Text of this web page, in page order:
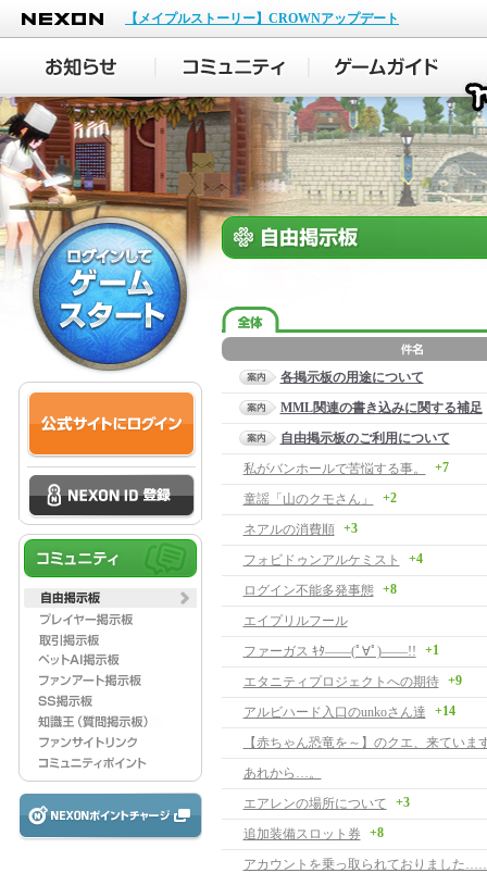
NEXON
【メイプルストーリー】CROWNアップデート
各掲示板の用途について
MML関連の書き込みに関する補足
自由掲示板のご利用について
私がバンホールで苦悩する事。
+7
童謡「山のクモさん」 +2
ネアルの消費順 +3
フォビドゥンアルケミスト +4
ログイン不能多発事態 +8
エイプリルフール
ファーガス ｷﾀ――(ﾟ∀ﾟ)――!!
+1
エタニティプロジェクトへの期待 +9
アルビハード入口のunkoさん達 +14
【赤ちゃん恐竜を～】のクエ、来ていま
あれから…。
エアレンの場所について
+3
追加装備スロット券 +8
アカウントを乗っ取られておりました